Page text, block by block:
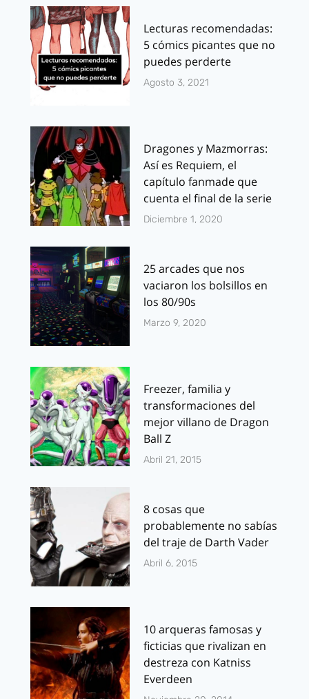
Lecturas recomendadas:
5 cómics picantes que no
puedes perderte
Agosto 3, 2021
Dragones y Mazmorras:
Así es Requiem, el
capítulo fanmade que
cuenta el final de la serie
Diciembre 1, 2020
25 arcades que nos
vaciaron los bolsillos en
los 80/90s
Marzo 9, 2020
Freezer, familia y
transformaciones del
mejor villano de Dragon
Ball Z
Abril 21, 2015
8 cosas que
probablemente no sabías
del traje de Darth Vader
Abril 6, 2015
10 arqueras famosas y
ficticias que rivalizan en
destreza con Katniss
Everdeen